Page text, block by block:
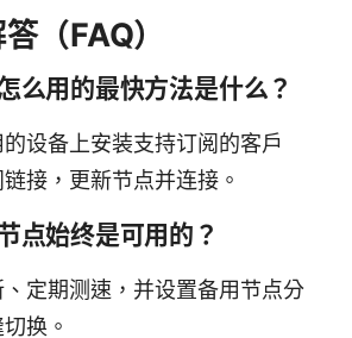
（FAQ）
么用的最快方法是什么？
设备上安装支持订阅的客户
接，更新节点并连接。
点始终是可用的？
定期测速，并设置备用节点分
换。